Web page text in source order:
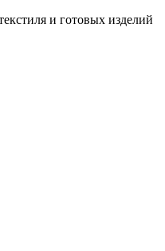
и готовых изделий